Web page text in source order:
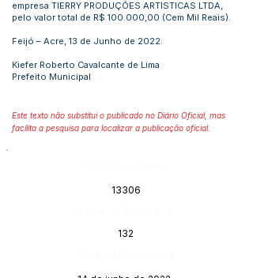
empresa TIERRY PRODUÇÕES ARTISTICAS LTDA,
pelo valor total de R$ 100.000,00 (Cem Mil Reais).
Feijó – Acre, 13 de Junho de 2022.
Kiefer Roberto Cavalcante de Lima
Prefeito Municipal
Este texto não substitui o publicado no Diário Oficial, mas
facilita a pesquisa para localizar a publicação oficial.
13306
132